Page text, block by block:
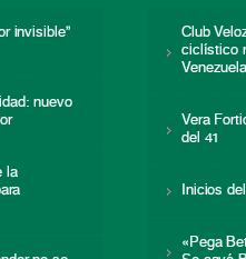
invisible”
nuevo
la
Club
ciclístico
Venezuela
Vera
del 41
Inicios
«Pega